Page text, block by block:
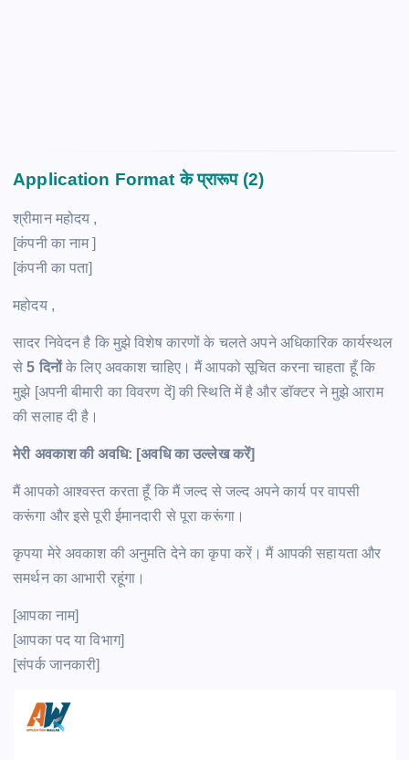
Application Format के प्रारूप (2)
श्रीमान महोदय ,
[कंपनी का नाम ]
[कंपनी का पता]
महोदय ,
सादर निवेदन है कि मुझे विशेष कारणों के चलते अपने अधिकारिक कार्यस्थल
से5 दिनोंके लिए अवकाश चाहिए। मैं आपको सूचित करना चाहता हूँ कि
मुझे [अपनी बीमारी का विवरण दें] की स्थिति में है और डॉक्टर ने मुझे आराम
की सलाह दी है।
मेरी अवकाश की अवधि: [अवधि का उल्लेख करें]
मैं आपको आश्वस्त करता हूँ कि मैं जल्द से जल्द अपने कार्य पर वापसी
करूंगा और इसे पूरी ईमानदारी से पूरा करूंगा।
कृपया मेरे अवकाश की अनुमति देने का कृपा करें। मैं आपकी सहायता और
समर्थन का आभारी रहूंगा।
[आपका नाम]
[आपका पद या विभाग]
[संपर्क जानकारी]